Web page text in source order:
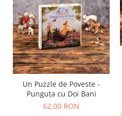
Un Puzzle de Poveste -
Punguța cu Doi Bani
62,00 RON